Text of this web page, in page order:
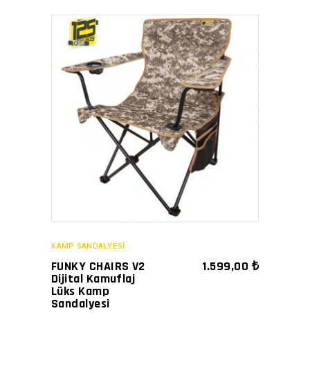
SATIN AL
KAMP SANDALYESİ
FUNKY CHAIRS V2
Dijital Kamuflaj
Lüks Kamp
Sandalyesi
1.599,00 ₺